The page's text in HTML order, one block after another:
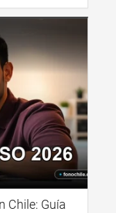
Chile: Guía